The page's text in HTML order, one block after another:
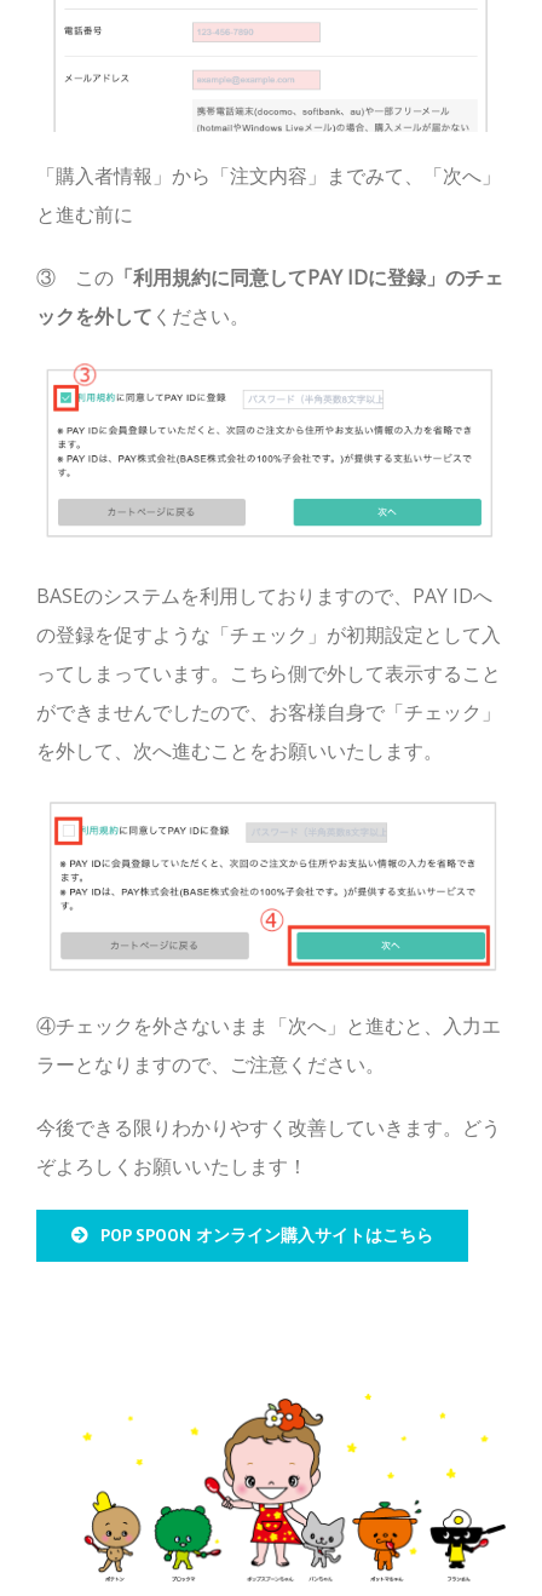
「購入者情報」から「注文内容」までみて、「次へ」
と進む前に
③ この 「利用規約に同意してPAY IDに登録」のチェ
ックを外して ください。
BASEのシステムを利用しておりますので、PAY IDへ
の登録を促すような「チェック」が初期設定として入
ってしまっています。こちら側で外して表示すること
ができませんでしたので、お客様自身で「チェック」
を外して、次へ進むことをお願いいたします。
④チェックを外さないまま「次へ」と進むと、入力エ
ラーとなりますので、ご注意ください。
今後できる限りわかりやすく改善していきます。どう
ぞよろしくお願いいたします！
POP SPOON オンライン購入サイトはこちら